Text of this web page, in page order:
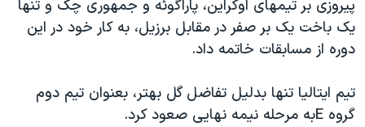
دادگاه حمید نوری
چهل سال گروگان‌گیری
اعتراضات مردمی آبان ۹۸
پیروزی بر تیمهای اوکراین، پاراگوئه و جمهوری چک و تنها
یک باخت یک بر صفر در مقابل برزیل، به کار خود در این
دوره از مسابقات خاتمه داد.
تیم ایتالیا تنها بدلیل تفاضل گل بهتر، بعنوان تیم دوم
گروه Eبه مرحله نیمه نهایی صعود کرد.